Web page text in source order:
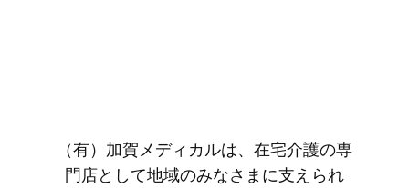
（有）加賀メディカルは、在宅介護の専
門店として地域のみなさまに支えられ